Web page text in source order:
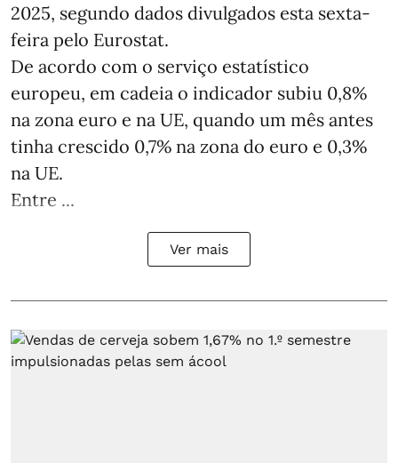
2025, segundo dados divulgados esta sexta-
feira pelo Eurostat.
De acordo com o serviço estatístico
europeu, em cadeia o indicador subiu 0,8%
na zona euro e na UE, quando um mês antes
tinha crescido 0,7% na zona do euro e 0,3%
na UE.
Entre ...
Ver mais